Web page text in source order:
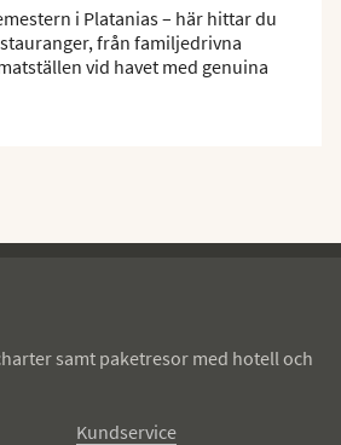
i Platanias – här hittar du
från familjedrivna
vid havet med genuina
samt paketresor med hotell och
Kundservice